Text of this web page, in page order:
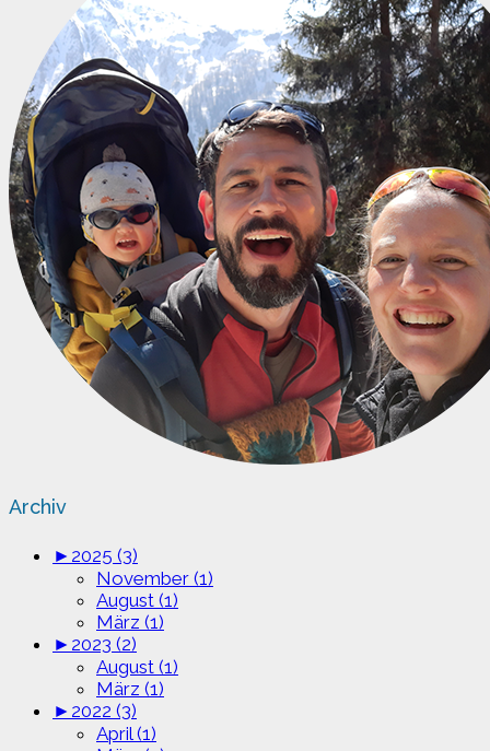
Archiv
► 2025 (3)
November (1)
August (1)
März (1)
► 2023 (2)
August (1)
März (1)
► 2022 (3)
April (1)